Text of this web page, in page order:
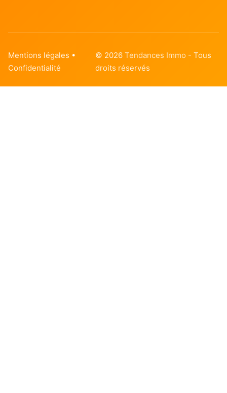
Mentions légales •
Confidentialité
© 2026Tendances Immo - Tous
droits réservés